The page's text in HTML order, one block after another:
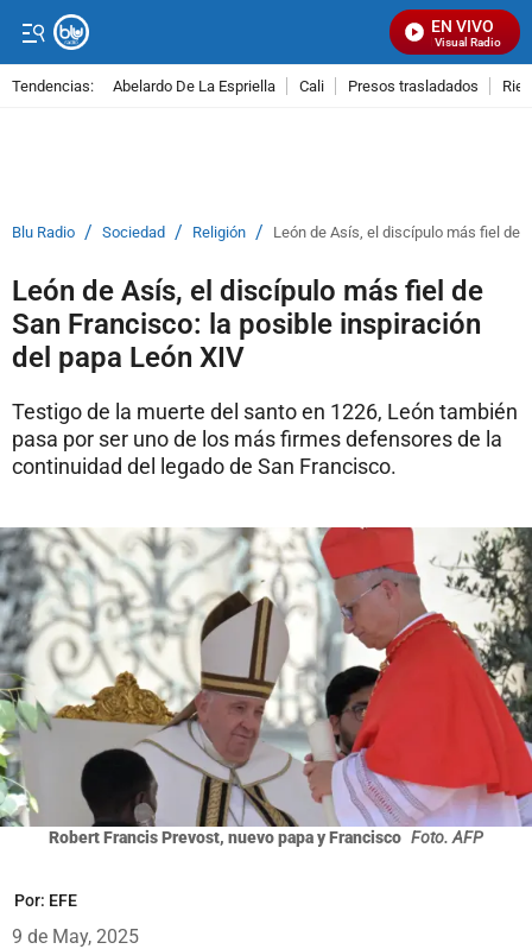
EN VIVO
Señal Visual Radio
Tendencias: Abelardo De La Espriella Cali Presos trasladados
Blu Radio / Sociedad / Religión / León de Asís, el discípulo más fiel de
León de Asís, el discípulo más fiel de
San Francisco: la posible inspiración
del papa León XIV
Testigo de la muerte del santo en 1226, León también
pasa por ser uno de los más firmes defensores de la
continuidad del legado de San Francisco.
Robert Francis Prevost, nuevo papa y Francisco Foto. AFP
Por: EFE
9 de May, 2025